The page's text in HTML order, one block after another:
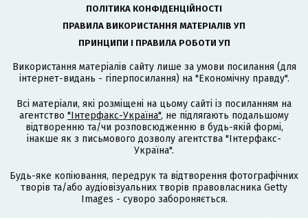
ПОЛІТИКА КОНФІДЕНЦІЙНОСТІ
ПРАВИЛА ВИКОРИСТАННЯ МАТЕРІАЛІВ УП
ПРИНЦИПИ І ПРАВИЛА РОБОТИ УП
Використання матеріалів сайту лише за умови посилання (для
інтернет-видань - гіперпосилання) на "Економічну правду".
Всі матеріали, які розміщені на цьому сайті із посиланням на
агентство "Інтерфакс-Україна", не підлягають подальшому
відтворенню та/чи розповсюдженню в будь-якій формі,
інакше як з письмового дозволу агентства "Інтерфакс-
Україна".
Будь-яке копіювання, передрук та відтворення фотографічних
творів та/або аудіовізуальних творів правовласника Getty
Images - суворо забороняється.